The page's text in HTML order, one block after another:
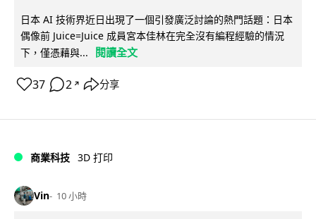
日本 AI 技術界近日出現了一個引發廣泛討論的熱門話題：日本
偶像前 Juice=Juice 成員宮本佳林在完全沒有編程經驗的情況
下，僅憑藉與...
閱讀全文
37 2 ↗ 分享
商業科技 3D 打印
Vin 10 小時